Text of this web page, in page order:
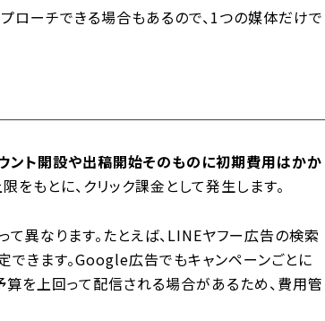
ローチできる場合もあるので、1つの媒体だけで
ント開設や出稿開始そのものに初期費用はかか
もとに、クリック課金として発生します。
異なります。たとえば、LINEヤフー広告の検索
きます。Google広告でもキャンペーンごとに
を上回って配信される場合があるため、費用管